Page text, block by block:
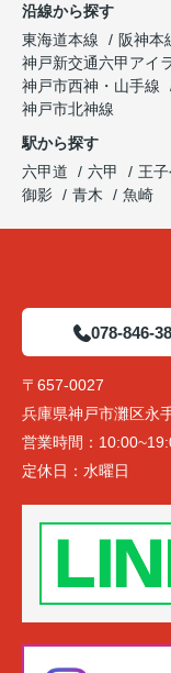
沿線から探す
東海道本線
阪神本
神戸新交通六甲アイ
神戸市西神・山手線
神戸市北神線
駅から探す
六甲道
六甲 王
御影
青木 魚崎
078-846-
〒657-0027
兵庫県神戸市灘区永
営業時間：
定休日： 水曜日